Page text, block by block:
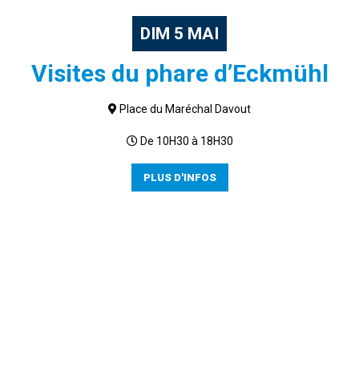
DIM 5 MAI
Visites du phare d’Eckmühl
Place du Maréchal Davout
De 10H30 à 18H30
PLUS D'INFOS